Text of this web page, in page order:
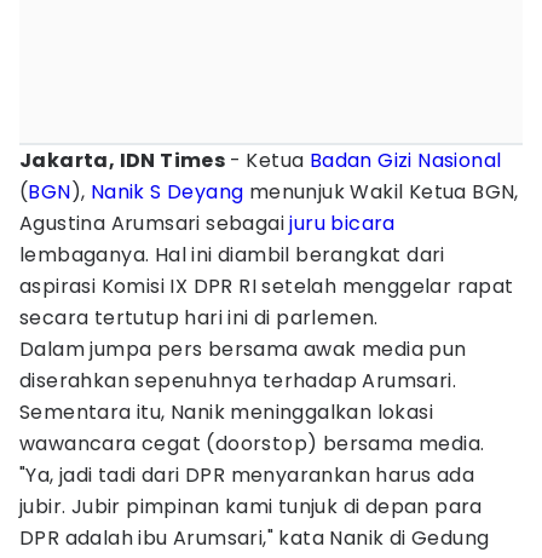
Jakarta, IDN Times - Ketua Badan Gizi Nasional
(BGN), Nanik S Deyang menunjuk Wakil Ketua BGN,
Agustina Arumsari sebagaijuru bicara
lembaganya. Hal ini diambil berangkat dari
aspirasi Komisi IX DPR RI setelah menggelar rapat
secara tertutup hari ini di parlemen.
Dalam jumpa pers bersama awak media pun
diserahkan sepenuhnya terhadap Arumsari.
Sementara itu, Nanik meninggalkan lokasi
wawancara cegat (doorstop) bersama media.
"Ya, jadi tadi dari DPR menyarankan harus ada
jubir. Jubir pimpinan kami tunjuk di depan para
DPR adalah ibu Arumsari," kata Nanik di Gedung